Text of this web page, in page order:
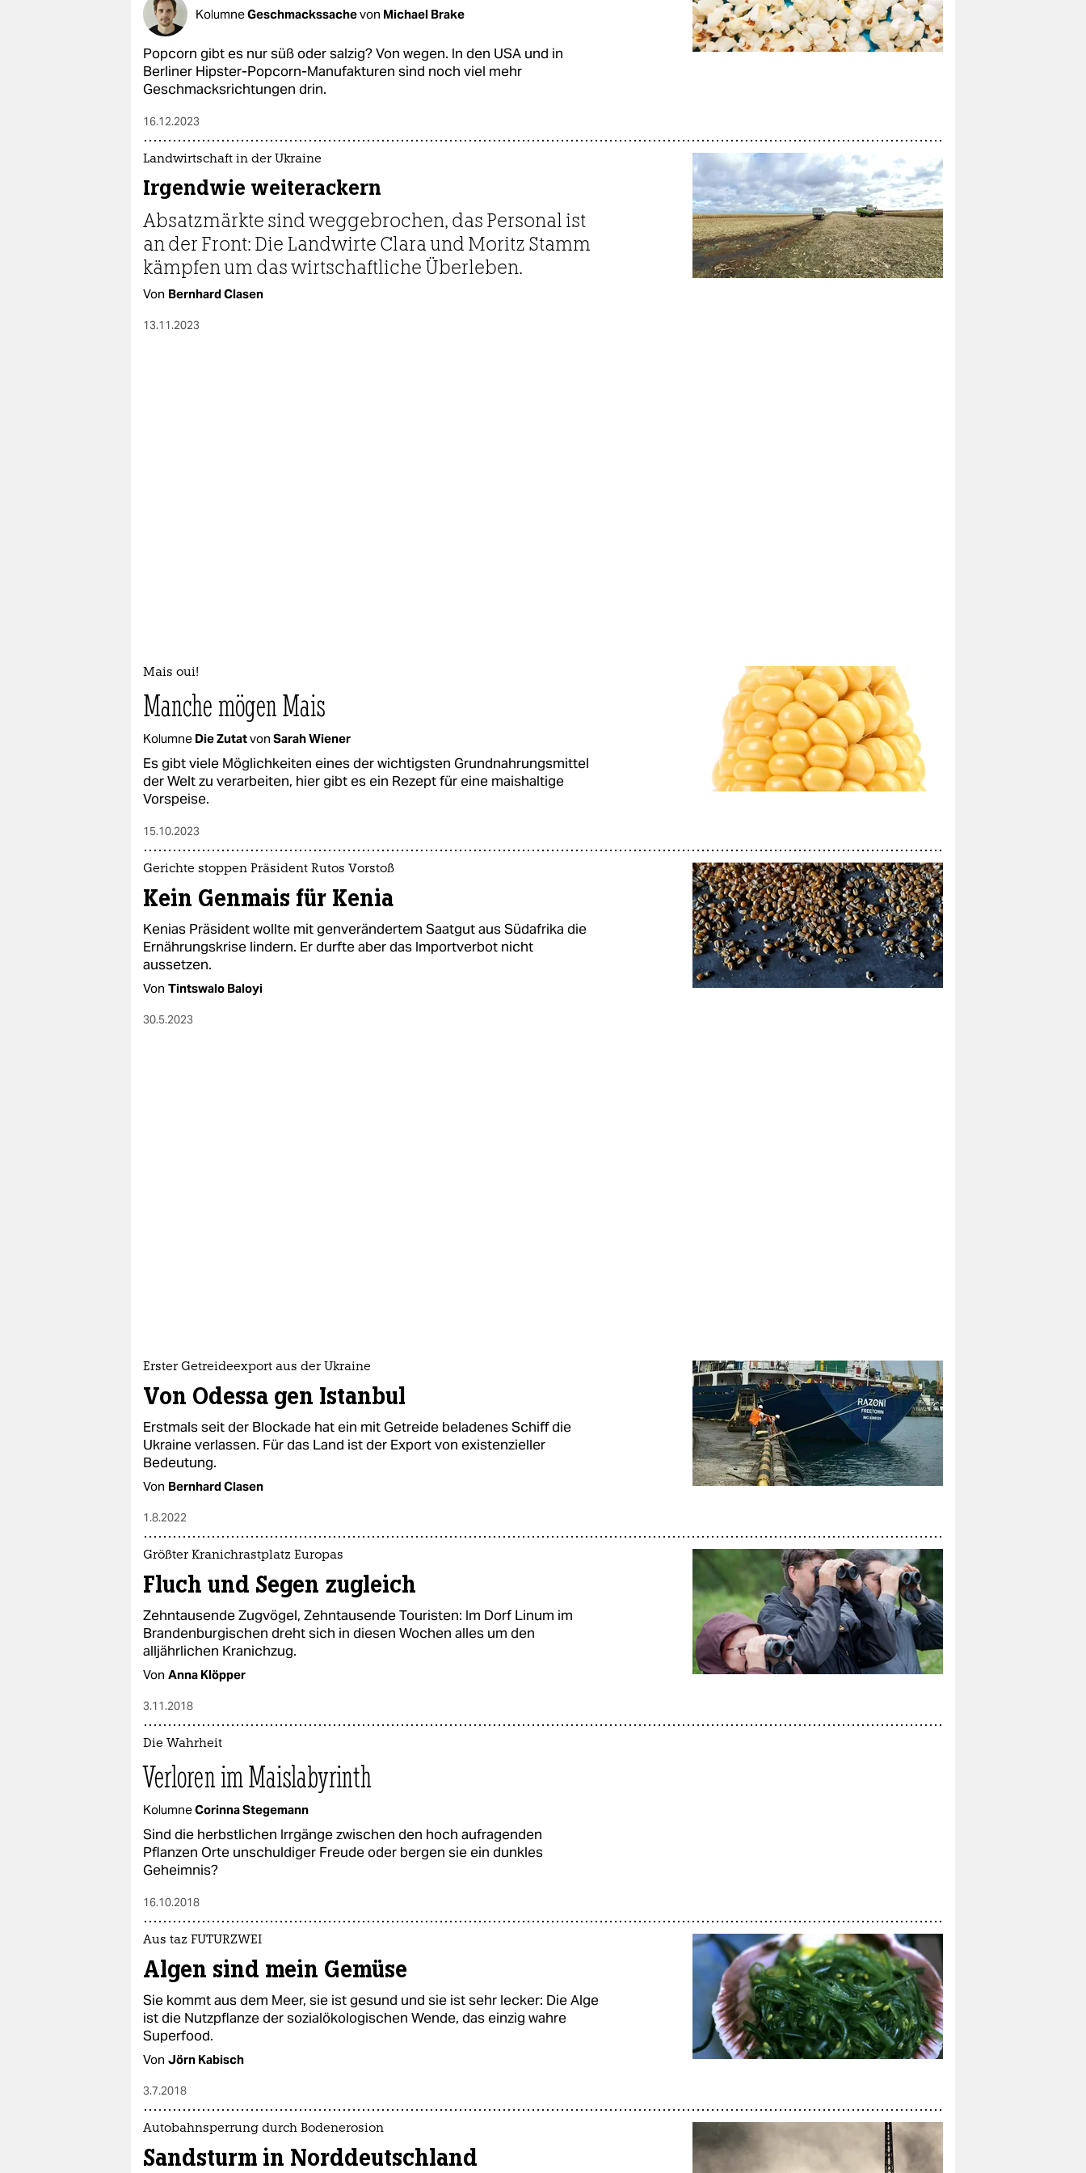
epaper login
KolumneGeschmackssachevon Michael Brake
Popcorn gibt es nur süß oder salzig? Von wegen. In den USA und in
Berliner Hipster-Popcorn-Manufakturen sind noch viel mehr
Geschmacksrichtungen drin.
16.12.2023
Landwirtschaft in der Ukraine
Irgendwie weiterackern
Absatzmärkte sind weg­gebrochen, das Personal ist
an der Front: Die Landwirte Clara und Moritz Stamm
kämpfen um das wirtschaftliche Überleben.
Von Bernhard Clasen
13.11.2023
Mais oui!
Manche mögen Mais
Kolumne Die Zutatvon Sarah Wiener
Es gibt viele Möglichkeiten eines der wichtigsten Grundnahrungsmittel
der Welt zu verarbeiten, hier gibt es ein Rezept für eine maishaltige
Vorspeise.
15.10.2023
Gerichte stoppen Präsident Rutos Vorstoß
Kein Genmais für Kenia
Kenias Präsident wollte mit gen­verändertem Saatgut aus Südafrika die
Ernährungskrise lindern. Er durfte aber das Importverbot nicht
aussetzen.
Von Tintswalo Baloyi
30.5.2023
Erster Getreideexport aus der Ukraine
Von Odessa gen Istanbul
Erstmals seit der Blockade hat ein mit Getreide beladenes Schiff die
Ukraine verlassen. Für das Land ist der Export von existenzieller
Bedeutung.
Von Bernhard Clasen
1.8.2022
Größter Kranichrastplatz Europas
Fluch und Segen zugleich
Zehntausende Zugvögel, Zehntausende Touristen: Im Dorf Linum im
Brandenburgischen dreht sich in diesen Wochen alles um den
alljährlichen Kranichzug.
Von Anna Klöpper
3.11.2018
Die Wahrheit
Verloren im Maislabyrinth
KolumneCorinna Stegemann
Sind die herbstlichen Irrgänge zwischen den hoch aufragenden
Pflanzen Orte unschuldiger Freude oder bergen sie ein dunkles
Geheimnis?
16.10.2018
Aus taz FUTURZWEI
Algen sind mein Gemüse
Sie kommt aus dem Meer, sie ist gesund und sie ist sehr lecker: Die Alge
ist die Nutzpflanze der sozialökologischen Wende, das einzig wahre
Superfood.
Von Jörn Kabisch
3.7.2018
Autobahnsperrung durch Bodenerosion
Sandsturm in Norddeutschland